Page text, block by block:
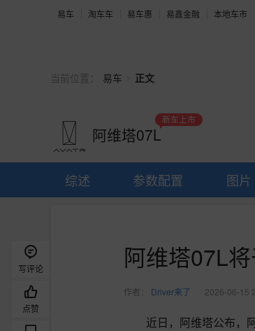
易车 淘车车 易车惠 易鑫金融 本地车市
当前位置： 易车 正文
阿维塔07L
新车上市
综述 参数配置 图片
写评论
点赞
阿维塔07L
作者： Driver来了 2026-06-15
近日，阿维塔公布，